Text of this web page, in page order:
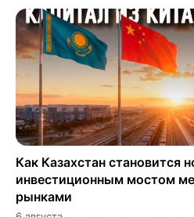
Как Казахстан становится
инвестиционным мостом
рынками